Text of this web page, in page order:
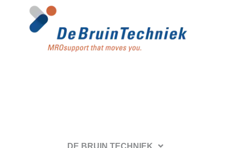
DE BRUIN TECHNIEK